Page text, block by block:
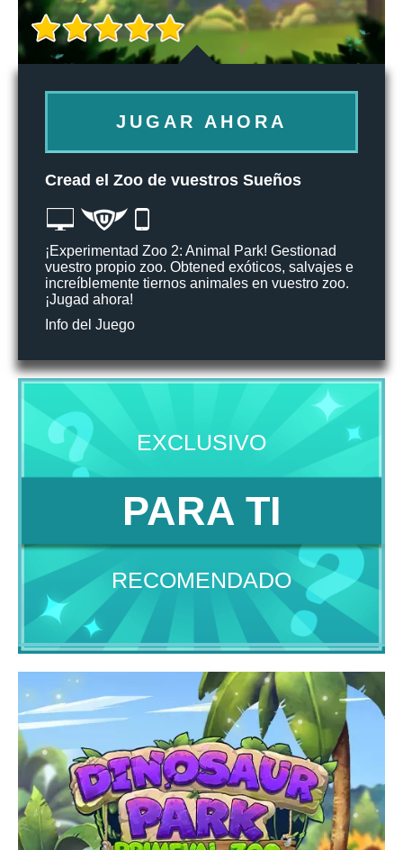
JUGAR AHORA
Cread el Zoo de vuestros Sueños
¡Experimentad Zoo 2: Animal Park! Gestionad
vuestro propio zoo. Obtened exóticos, salvajes e
increíblemente tiernos animales en vuestro zoo.
¡Jugad ahora!
Info del Juego
EXCLUSIVO
PARA TI
RECOMENDADO